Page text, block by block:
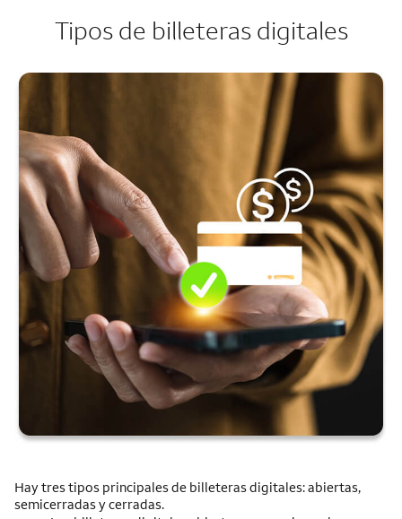
Tipos de billeteras digitales
Hay tres tipos principales de billeteras digitales: abiertas,
semicerradas y cerradas.